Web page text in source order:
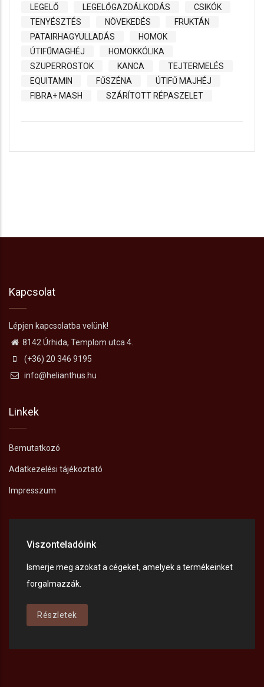
LEGELŐ LEGELŐGAZDÁLKODÁS
CSIKÓK
TENYÉSZTÉS
NÖVEKEDÉS
FRUKTÁN
PATAIRHAGYULLADÁS
HOMOK
ÚTIFŰMAGHÉJ
HOMOKKÓLIKA
SZUPERROSTOK
KANCA
TEJTERMELÉS
EQUITAMIN
FŰSZÉNA
ÚTIFŰ MAJHÉJ
FIBRA+ MASH
SZÁRÍTOTT RÉPASZELET
Kapcsolat
Lépjen kapcsolatba velünk!
8142 Úrhida, Templom utca 4.
(+36) 20 346 9195
info@helianthus.hu
Linkek
Bemutatkozó
Adatkezelési tájékoztató
Impresszum
Viszonteladóink
Ismerje meg azokat a cégeket, amelyek a termékeinket
forgalmazzák.
Részletek